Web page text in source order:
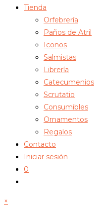
Tienda
Orfebrería
Paños de Atril
Iconos
Salmistas
Librería
Catecumenios
Scrutatio
Consumibles
Ornamentos
Regalos
Contacto
Iniciar sesión
0
×